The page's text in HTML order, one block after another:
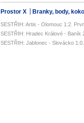
Prostor X Branky, body,
SESTŘIH: Artis - Olomouc 1:2.
SESTŘIH: Hradec Králové -
SESTŘIH: Jablonec - Slovácko